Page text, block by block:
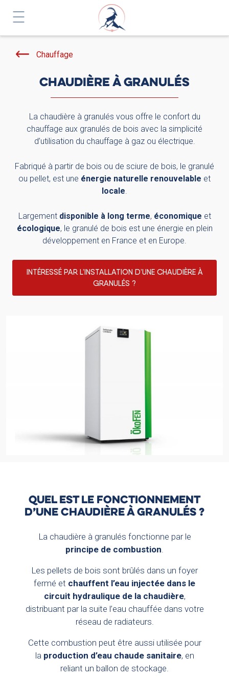
Chauffage
CHAUDIÈRE À GRANULÉS
La chaudière à granulés vous offre le confort du
chauffage aux granulés de bois avec la simplicité
d’utilisation du chauffage à gaz ou électrique.
Fabriqué à partir de bois ou de sciure de bois, le granulé
ou pellet, est une énergie naturelle renouvelable et
locale.
Largement disponible à long terme, économique et
écologique, le granulé de bois est une énergie en plein
développement en France et en Europe.
INTÉRESSÉ PAR L’INSTALLATION D’UNE CHAUDIÈRE À
GRANULÉS ?
QUEL EST LE FONCTIONNEMENT
D’UNE CHAUDIÈRE À GRANULÉS ?
La chaudière à granulés fonctionne par le
principe de combustion.
Les pellets de bois sont brûlés dans un foyer
fermé et chauffent l’eau injectée dans le
circuit hydraulique de la chaudière,
distribuant par la suite l’eau chauffée dans votre
réseau de radiateurs.
Cette combustion peut être aussi utilisée pour
la production d’eau chaude sanitaire, en
reliant un ballon de stockage.